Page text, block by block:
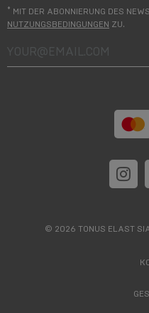
* MIT DER ABONNIERUNG DES
NUTZUNGSBEDINGUNGEN ZU.
your@email.com
© 2026 TONUS ELAST